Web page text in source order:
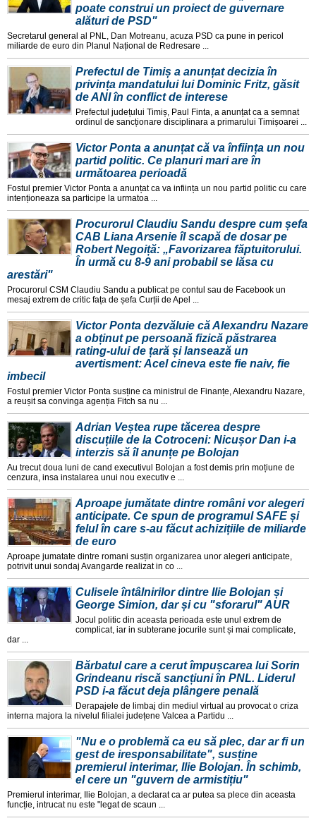
poate construi un proiect de guvernare
alături de PSD"
Secretarul general al PNL, Dan Motreanu, acuza PSD ca pune in pericol
miliarde de euro din Planul Național de Redresare ...
Prefectul de Timiș a anunțat decizia în
privința mandatului lui Dominic Fritz, găsit
de ANI în conflict de interese
Prefectul județului Timiș, Paul Finta, a anunțat ca a semnat
ordinul de sancționare disciplinara a primarului Timișoarei ...
Victor Ponta a anunțat că va înființa un nou
partid politic. Ce planuri mari are în
următoarea perioadă
Fostul premier Victor Ponta a anunțat ca va inființa un nou partid politic cu care
intenționeaza sa participe la urmatoa ...
Procurorul Claudiu Sandu despre cum șefa
CAB Liana Arsenie îl scapă de dosar pe
Robert Negoiță: „Favorizarea făptuitorului.
În urmă cu 8-9 ani probabil se lăsa cu
arestări"
Procurorul CSM Claudiu Sandu a publicat pe contul sau de Facebook un
mesaj extrem de critic fața de șefa Curții de Apel ...
Victor Ponta dezvăluie că Alexandru Nazare
a obținut pe persoană fizică păstrarea
rating-ului de țară și lansează un
avertisment: Acel cineva este fie naiv, fie
imbecil
Fostul premier Victor Ponta susține ca ministrul de Finanțe, Alexandru Nazare,
a reușit sa convinga agenția Fitch sa nu ...
Adrian Veștea rupe tăcerea despre
discuțiile de la Cotroceni: Nicușor Dan i-a
interzis să îl anunțe pe Bolojan
Au trecut doua luni de cand executivul Bolojan a fost demis prin moțiune de
cenzura, insa instalarea unui nou executiv e ...
Aproape jumătate dintre români vor alegeri
anticipate. Ce spun de programul SAFE și
felul în care s-au făcut achizițiile de miliarde
de euro
Aproape jumatate dintre romani susțin organizarea unor alegeri anticipate,
potrivit unui sondaj Avangarde realizat in co ...
Culisele întâlnirilor dintre Ilie Bolojan și
George Simion, dar și cu "sforarul" AUR
Jocul politic din aceasta perioada este unul extrem de
complicat, iar in subterane jocurile sunt și mai complicate,
dar ...
Bărbatul care a cerut împușcarea lui Sorin
Grindeanu riscă sancțiuni în PNL. Liderul
PSD i-a făcut deja plângere penală
Derapajele de limbaj din mediul virtual au provocat o criza
interna majora la nivelul filialei județene Valcea a Partidu ...
"Nu e o problemă ca eu să plec, dar ar fi un
gest de iresponsabilitate", susține
premierul interimar, Ilie Bolojan. În schimb,
el cere un "guvern de armistițiu"
Premierul interimar, Ilie Bolojan, a declarat ca ar putea sa plece din aceasta
funcție, intrucat nu este "legat de scaun ...